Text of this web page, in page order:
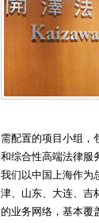
需配置的项目小组，
和综合性高端法律服
我们以中国上海作为
津、山东、大连、吉
的业务网络，基本覆